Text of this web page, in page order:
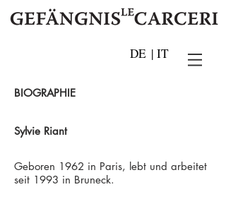
DE | IT
BIOGRAPHIE
Sylvie Riant
Geboren 1962 in Paris, lebt und arbeitet
seit 1993 in Bruneck.